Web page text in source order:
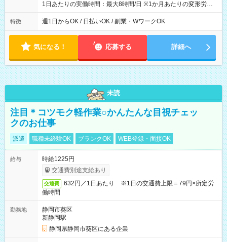
1日あたりの実働時間：最大8時間/日 ※1か月あたりの変形労働
制（週平均40時間以内） 夜勤：17:00-翌09:00（休憩2時間）
特徴 週1日からOK / 日払いOK / 副業・WワークOK
気になる！ 応募する 詳細へ
未読
注目＊コツモク軽作業○かんたんな目視チェッ
クのお仕事
派遣 職種未経験OK ブランクOK WEB登録・面接OK
給与
時給1225円
交通費別途支給あり
交通費
632円／1日あたり ※1日の交通費上限＝79円×所定労
働時間
勤務地
静岡市葵区
新静岡駅
静岡県静岡市葵区にある企業